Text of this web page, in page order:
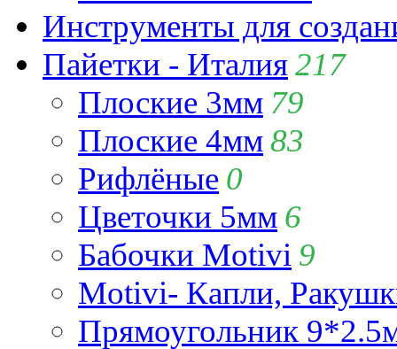
Инструменты для
Пайетки - Италия217
Плоские 3мм 79
Плоские 4мм83
Рифлёные 0
Цветочки 5мм 6
Бабочки Motivi 9
Motivi- Капли,
Прямоугольник